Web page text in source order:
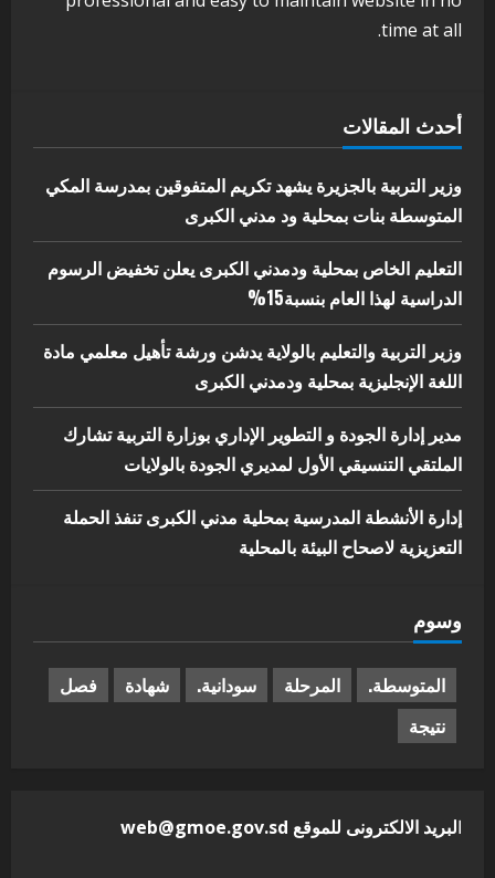
بوزارة التربية تشارك الملتقي التنسيقي
5
البيئة بالمحلية
يوليو 29, 2026
time at all.
أحدث المقالات
وزير التربية بالجزيرة يشهد تكريم المتفوقين بمدرسة المكي
المتوسطة بنات بمحلية ود مدني الكبرى
التعليم الخاص بمحلية ودمدني الكبرى يعلن تخفيض الرسوم
الدراسية لهذا العام بنسبة15%
وزير التربية والتعليم بالولاية يدشن ورشة تأهيل معلمي مادة
اللغة الإنجليزية بمحلية ودمدني الكبرى
مدير إدارة الجودة و التطوير الإداري بوزارة التربية تشارك
الملتقي التنسيقي الأول لمديري الجودة بالولايات
إدارة الأنشطة المدرسية بمحلية مدني الكبرى تنفذ الحملة
التعزيزية لاصحاح البيئة بالمحلية
وسوم
المتوسطة. المرحلة سودانية. شهادة
فصل
نتيجة
البريد الالكترونى للموقع web@gmoe.gov.sd